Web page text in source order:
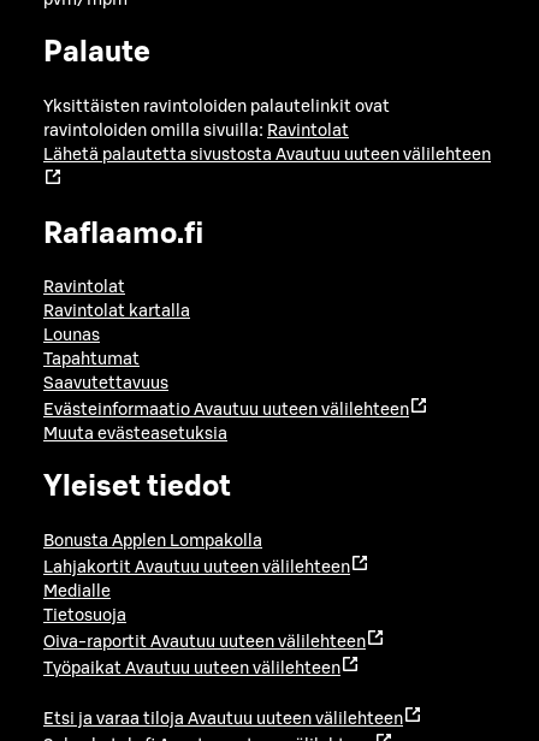
Palaute
Yksittäisten ravintoloiden palautelinkit ovat
ravintoloiden omilla sivuilla: Ravintolat
Lähetä palautetta sivustosta Avautuu uuteen välilehteen
Raflaamo.fi
Ravintolat
Ravintolat kartalla
Lounas
Tapahtumat
Saavutettavuus
Evästeinformaatio Avautuu uuteen välilehteen
Muuta evästeasetuksia
Yleiset tiedot
Bonusta Applen Lompakolla
Lahjakortit Avautuu uuteen välilehteen
Medialle
Tietosuoja
Oiva-raportit Avautuu uuteen välilehteen
Työpaikat Avautuu uuteen välilehteen
Etsi ja varaa tiloja Avautuu uuteen välilehteen